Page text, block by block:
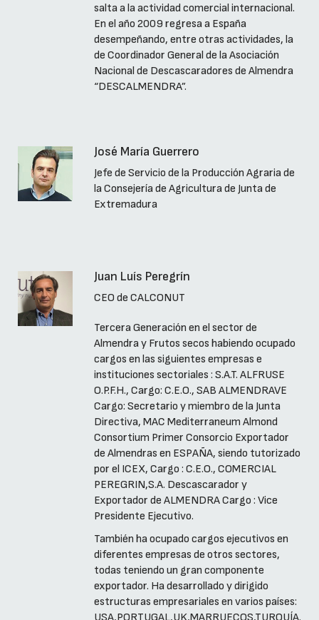
salta a la actividad comercial internacional.
En el año 2009 regresa a España
desempeñando, entre otras actividades, la
de Coordinador General de la Asociación
Nacional de Descascaradores de Almendra
“DESCALMENDRA”.
José María Guerrero
Jefe de Servicio de la Producción Agraria de
la Consejería de Agricultura de Junta de
Extremadura
Juan Luís Peregrín
CEO de CALCONUT
Tercera Generación en el sector de
Almendra y Frutos secos habiendo ocupado
cargos en las siguientes empresas e
instituciones sectoriales : S.A.T. ALFRUSE
O.P.F.H., Cargo: C.E.O., SAB ALMENDRAVE
Cargo: Secretario y miembro de la Junta
Directiva, MAC Mediterraneum Almond
Consortium Primer Consorcio Exportador
de Almendras en ESPAÑA, siendo tutorizado
por el ICEX, Cargo : C.E.O., COMERCIAL
PEREGRIN,S.A. Descascarador y
Exportador de ALMENDRA Cargo : Vice
Presidente Ejecutivo.
También ha ocupado cargos ejecutivos en
diferentes empresas de otros sectores,
todas teniendo un gran componente
exportador. Ha desarrollado y dirigido
estructuras empresariales en varios países: